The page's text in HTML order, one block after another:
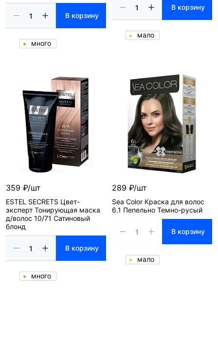
В корзину
много
В корзину
мало
359 ₽/шт
ESTEL SECRETS Цвет-
эксперт Тонирующая маска
д/волос 10/71 Сатиновый
блонд
В корзину
много
289 ₽/шт
Sea Color Краска для волос
6.1 Пепельно Темно-русый
В корзину
мало